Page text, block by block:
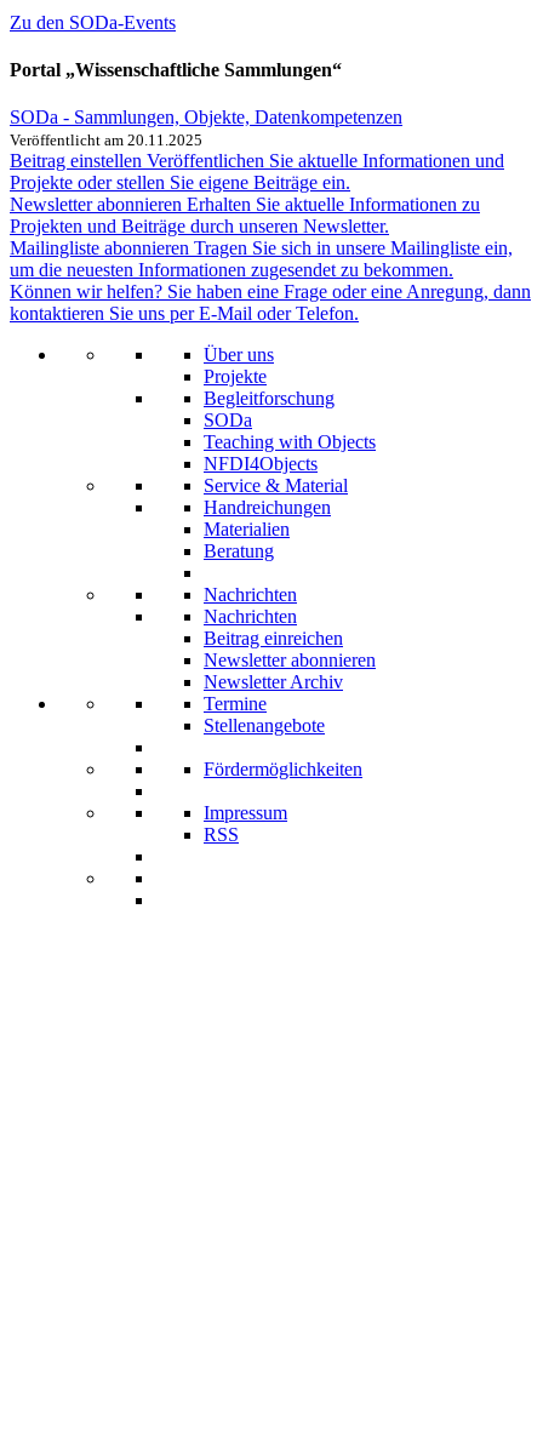
Zu den SODa-Events
Portal „Wissenschaftliche Sammlungen“
SODa - Sammlungen, Objekte, Datenkompetenzen
Veröffentlicht am 20.11.2025
Beitrag einstellen Veröffentlichen Sie aktuelle Informationen und
Projekte oder stellen Sie eigene Beiträge ein.
Newsletter abonnieren Erhalten Sie aktuelle Informationen zu
Projekten und Beiträge durch unseren Newsletter.
Mailingliste abonnieren Tragen Sie sich in unsere Mailingliste ein,
um die neuesten Informationen zugesendet zu bekommen.
Können wir helfen? Sie haben eine Frage oder eine Anregung, dann
kontaktieren Sie uns per E-Mail oder Telefon.
Über uns
Projekte
Begleitforschung
SODa
Teaching with Objects
NFDI4Objects
Service & Material
Handreichungen
Materialien
Beratung
Nachrichten
Nachrichten
Beitrag einreichen
Newsletter abonnieren
Newsletter Archiv
Termine
Stellenangebote
Fördermöglichkeiten
Impressum
RSS